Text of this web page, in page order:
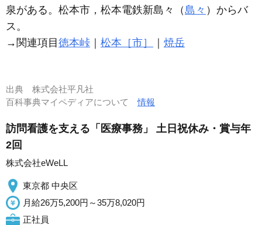
泉がある。松本市，松本電鉄新島々（島々 ）からバ
ス。
→関連項目 徳本峠 松本［市］ 焼岳
出典 株式会社平凡社
百科事典マイペディアについて情報
訪問看護を支える「医療事務」 土日祝休み・賞与年
2回
株式会社eWeLL
東京都 中央区
月給26万5,200円～35万8,020円
正社員